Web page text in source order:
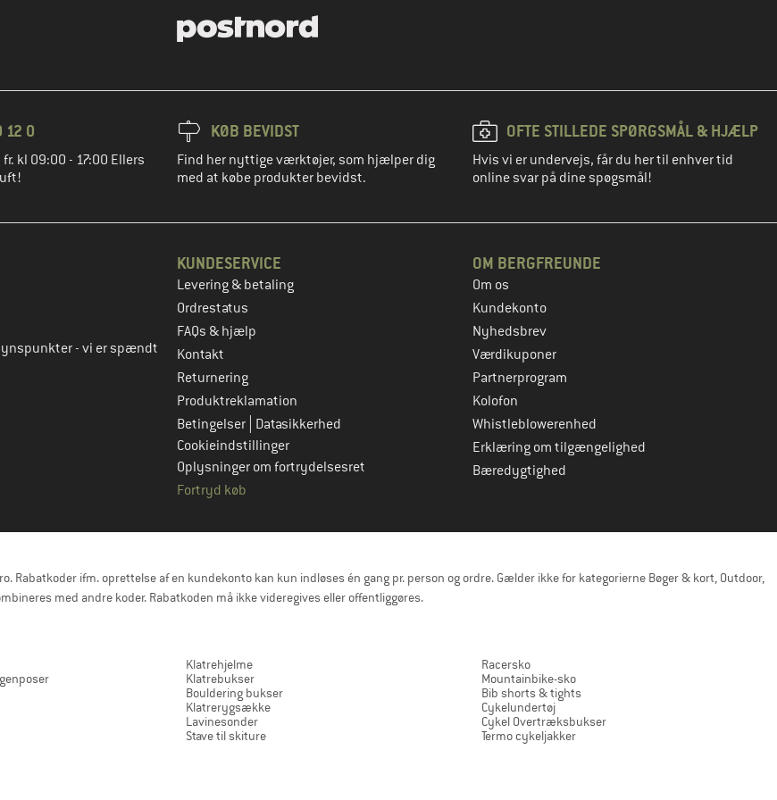
12 0
kl 09:00 - 17:00 Ellers
KØB BEVIDST
Find her nyttige værktøjer, som hjælper dig
med at købe produkter bevidst.
OFTE STILLEDE SPØRGSMÅL & HJÆLP
Hvis vi er undervejs, får du her til enhver tid
online svar på dine spøgsmål!
- vi er spændt
KUNDESERVICE
Levering & betaling
Ordrestatus
FAQs & hjælp
Kontakt
Returnering
Produktreklamation
Betingelser Datasikkerhed
Cookieindstillinger
Oplysninger om fortrydelsesret
Fortryd køb
OM BERGFREUNDE
Om os
Kundekonto
Nyhedsbrev
Værdikuponer
Partnerprogram
Kolofon
Whistleblowerenhed
Erklæring om tilgængelighed
Bæredygtighed
ifm. oprettelse af en kundekonto kan kun indløses én gang pr. person og ordre. Gælder ikke for kategorierne Bøger & kort, Outdoor,
med andre koder. Rabatkoden må ikke videregives eller offentliggøres.
Klatrehjelme
Klatrebukser
Bouldering bukser
Klatrerygsække
Lavinesonder
Stave til skiture
Racersko
Mountainbike-sko
Bib shorts & tights
Cykelundertøj
Cykel Overtræksbukser
Termo cykeljakker